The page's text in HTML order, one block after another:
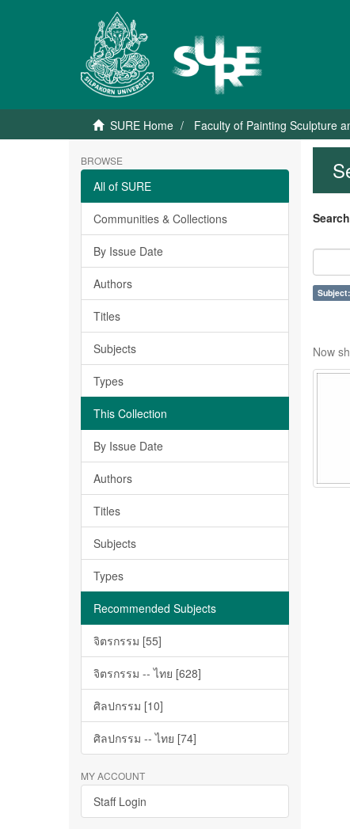
SURE Home Faculty of Painting Sculpture
BROWSE
All of SURE
Communities & Collections
By Issue Date
Authors
Titles
Subjects
Types
This Collection
By Issue Date
Authors
Titles
Subjects
Types
Recommended Subjects
จิตรกรรม [55]
จิตรกรรม -- ไทย [628]
ศิลปกรรม [10]
ศิลปกรรม -- ไทย [74]
MY ACCOUNT
Staff Login
Now